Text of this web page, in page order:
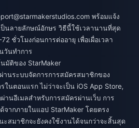
พร้อมแจ้ง
ป็นลายลักษณ์อักษร วิธีนี้ใช้เวลานานที่สุด
ชั่วโมงก่อนการต่ออายุ เพื่อเผื่อเวลา
วันทำการ
มัติของ StarMaker
านระบบจัดการการสมัครสมาชิกของ
นตอนแรก ไม่ว่าจะเป็น iOS App Store,
านอีเมลสำหรับการสมัครผ่านเว็บ การ
จากภายในแอป StarMaker โดยตรง
ะสมาชิกจะยังคงใช้งานได้จนกว่าจะสิ้นสุด